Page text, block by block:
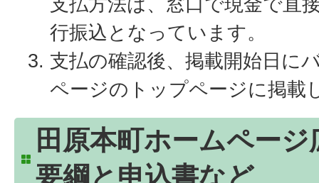
行振込となっています。
支払の確認後、掲載開始日に
ページのトップページに掲載
田原本町ホームペー
要綱と申込書など